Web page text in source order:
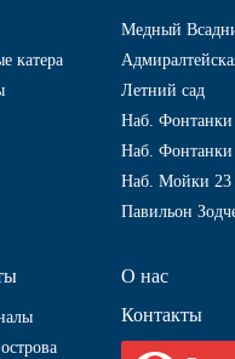
катера
Медный
Летний сад
Наб. Фонтанки
Наб. Фонтанки
Наб. Мойки 23
Павильон
О нас
Контакты